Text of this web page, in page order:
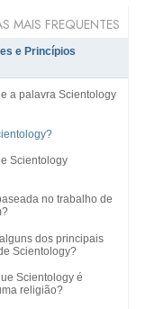
MAIS FREQUENTES
e Princípios
a palavra Scientology
Scientology
no trabalho de
dos principais
Scientology?
Scientology é
religião?